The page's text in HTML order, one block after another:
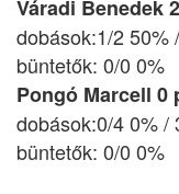
Váradi Benedek
dobások:1/2 50%
büntetők: 0/0 0%
Pongó Marcell 0
dobások:0/4 0% /
büntetők: 0/0 0%